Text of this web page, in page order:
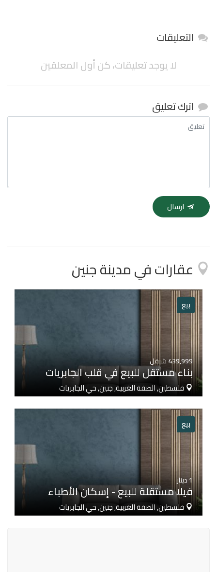
التعليقات
لا يوجد تعليقات، كن أول المعلقين
اترك تعليق
ارسال
عقارات في مدينة جنين
بيع
439,999شيقل
بناء مستقل للبيع في قلب الجابريات
فلسطين, الضفة الغربية, جنين, حي الجابريات
بيع
1دينار
فيلا مستقلة للبيع - إسكان الأطباء
فلسطين, الضفة الغربية, جنين, حي الجابريات